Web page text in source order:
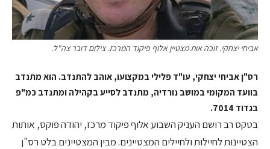
אביחי יצחקי. זוכה אות מצטיין אלוף פיקוד המרכז. צילום דובר צה"ל.
רס"ן אביחי יצחקי, עו"ד פלילי במקצועו, אוהב להתנדב. הוא מתנדב
בוועד המקומי במושב נורדיה, מתנדב לסייע בקהילה ומתנדב כמ"פ
בגדוד 7014.
בטקס רב רושם העניק השבוע אלוף פיקוד מרכז, יהודה פוקס, אותות
הצטיינות לחיילות ולחיילים המצטיינים. מבין המצטיינים בלט רס"ן